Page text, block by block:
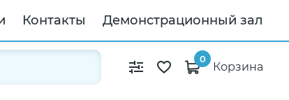
Контакты Демонстрационный зал
0
Корзина